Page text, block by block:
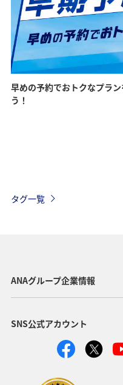
早めの予約でおトクなプラ
う！
タグ一覧
ANAグループ企業情報
SNS公式アカウント